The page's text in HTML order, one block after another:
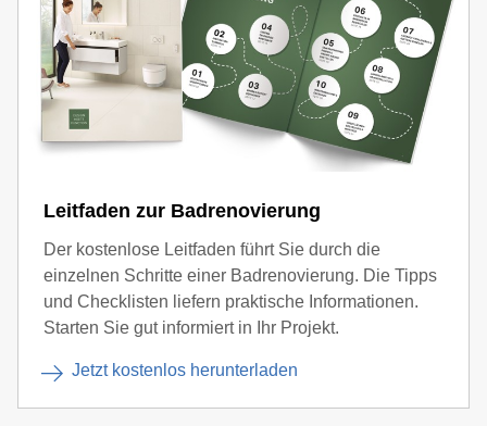
Leitfaden zur Badrenovierung
Der kostenlose Leitfaden führt Sie durch die
einzelnen Schritte einer Badrenovierung. Die Tipps
und Checklisten liefern praktische Informationen.
Starten Sie gut informiert in Ihr Projekt.
Jetzt kostenlos herunterladen